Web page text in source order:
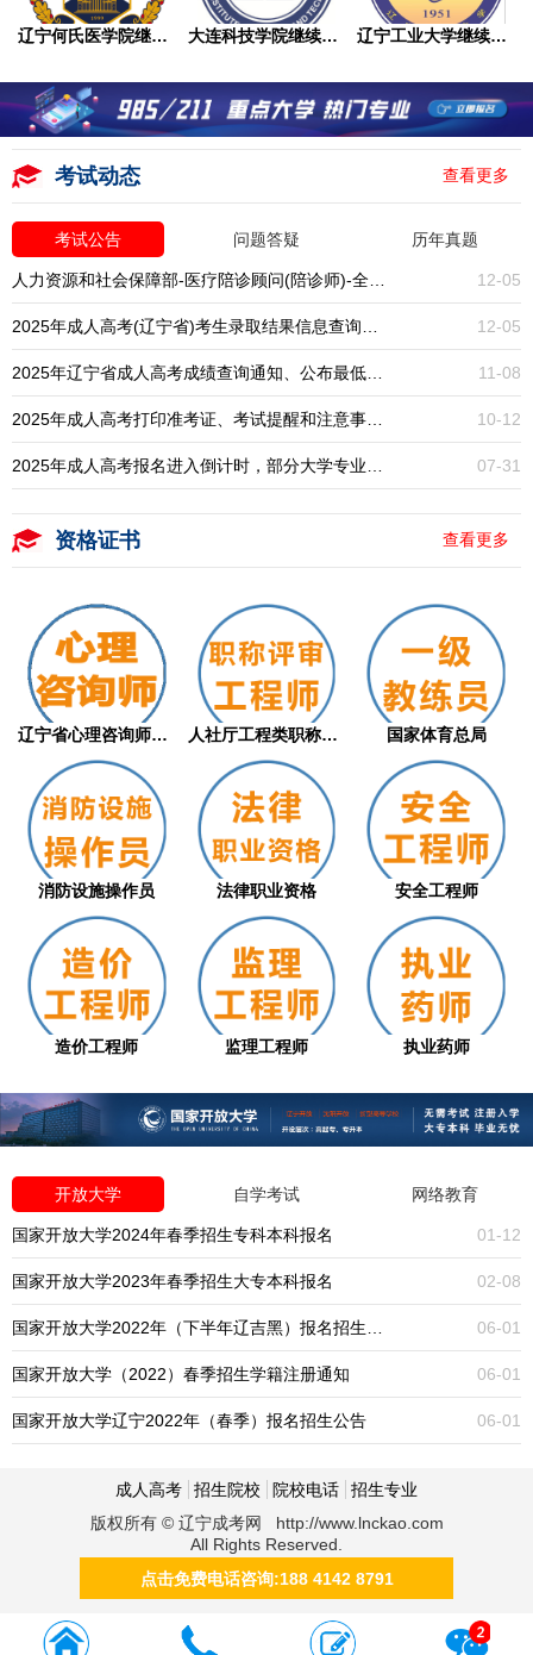
辽宁何氏医学院继续教育学院成人高考 大连科技学院继续教育学院成人高考 辽宁工业大学继续教育学院成人高考
考试动态 查看更多
考试公告 问题答疑 历年真题
12-05
12-05
11-08
10-12
07-31
资格证书 查看更多
辽宁省心理咨询师职业技能等级评价证书（从... 人社厅工程类职称评审 国家体育总局
消防设施操作员 法律职业资格 安全工程师
造价工程师 监理工程师 执业药师
开放大学 自学考试 网络教育
01-12
国家开放大学2024年春季招生专科本科报名
02-08
国家开放大学2023年春季招生大专本科报名
06-01
06-01
国家开放大学（2022）春季招生学籍注册通知
06-01
国家开放大学辽宁2022年（春季）报名招生公告
成人高考 招生院校 院校电话
招生专业
版权所有 © 辽宁成考网 http://www.lnckao.com
All Rights Reserved.
点击免费电话咨询:188 4142 8791